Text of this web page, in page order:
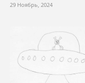
29 Ноябрь, 2024